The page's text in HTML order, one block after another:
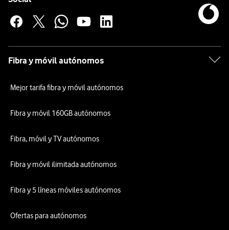
Fibra y móvil autónomos
Mejor tarifa fibra y móvil autónomos
Fibra y móvil 160GB autónomos
Fibra, móvil y TV autónomos
Fibra y móvil ilimitada autónomos
Fibra y 5 líneas móviles autónomos
Ofertas para autónomos